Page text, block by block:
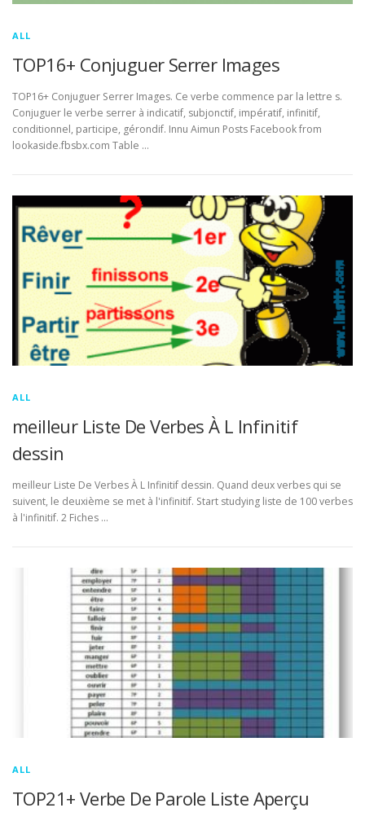
ALL
TOP16+ Conjuguer Serrer Images
TOP16+ Conjuguer Serrer Images. Ce verbe commence par la lettre s.
Conjuguer le verbe serrer à indicatif, subjonctif, impératif, infinitif,
conditionnel, participe, gérondif. Innu Aimun Posts Facebook from
lookaside.fbsbx.com Table …
ALL
meilleur Liste De Verbes À L Infinitif
dessin
meilleur Liste De Verbes À L Infinitif dessin. Quand deux verbes qui se
suivent, le deuxième se met à l'infinitif. Start studying liste de 100 verbes
à l'infinitif. 2 Fiches …
ALL
TOP21+ Verbe De Parole Liste Aperçu